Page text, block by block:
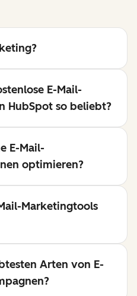
E-Mail-
HubSpot so beliebt?
E-Mail-
optimieren?
Marketingtools
Arten von E-